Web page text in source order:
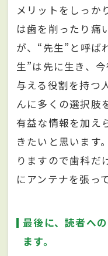
メリットをしっか
は歯を削ったり痛
が、“先生”と呼ば
生”は先に生き、
与える役割を持つ
んに多くの選択肢
有益な情報を加え
きたいと思います
りますので歯科だ
にアンテナを張っ
最後に、読者へ
ます。